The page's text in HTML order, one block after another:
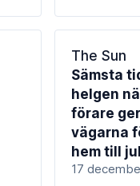
The Sun
Sämsta
helgen
förare
vägarna
hem till jul
17